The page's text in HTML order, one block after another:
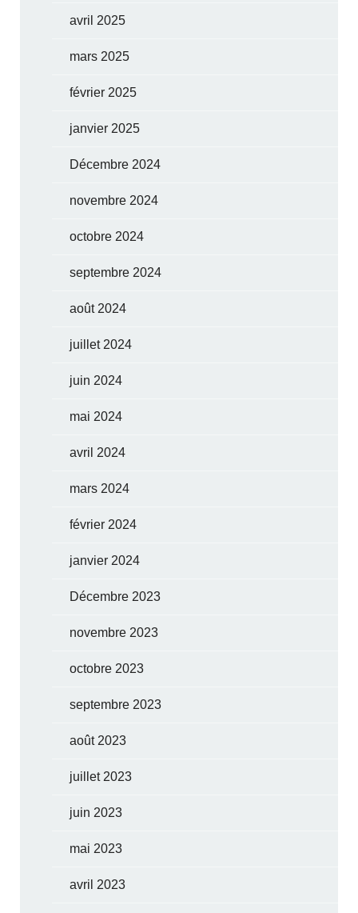
avril 2025
mars 2025
février 2025
janvier 2025
Décembre 2024
novembre 2024
octobre 2024
septembre 2024
août 2024
juillet 2024
juin 2024
mai 2024
avril 2024
mars 2024
février 2024
janvier 2024
Décembre 2023
novembre 2023
octobre 2023
septembre 2023
août 2023
juillet 2023
juin 2023
mai 2023
avril 2023